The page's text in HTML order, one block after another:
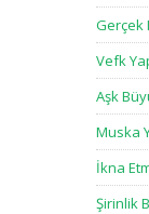
Gerçek
Vefk
Aşk
Muska
İkna
Şirinlik